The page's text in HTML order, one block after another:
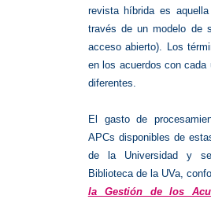
revista híbrida es
través de un modelo de
acceso abierto). Los
en los acuerdos con
diferentes.
El gasto de
APCs disponibles de
de la Universidad y
Biblioteca de la UVa,
la Gestión de los